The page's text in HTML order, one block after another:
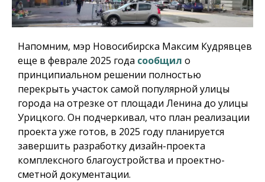
Напомним, мэр Новосибирска Максим Кудрявцев
еще в феврале 2025 года сообщил о
принципиальном решении полностью
перекрыть участок самой популярной улицы
города на отрезке от площади Ленина до улицы
Урицкого. Он подчеркивал, что план реализации
проекта уже готов, в 2025 году планируется
завершить разработку дизайн-проекта
комплексного благоустройства и проектно-
сметной документации.